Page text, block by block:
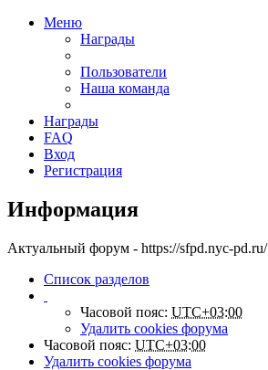
Меню
Награды
Пользователи
Наша команда
Награды
FAQ
Вход
Регистрация
Информация
Актуальный форум - https://sfpd.nyc-pd.ru/
Список разделов
Часовой пояс: UTC+03:00
Удалить cookies форума
Часовой пояс: UTC+03:00
Удалить cookies форума